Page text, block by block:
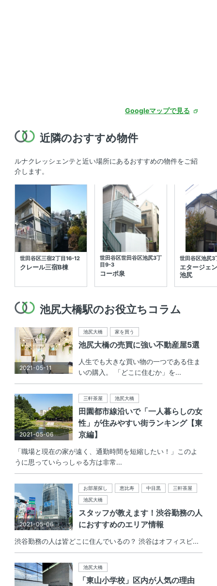
Googleマップで見る
近隣のおすすめ物件
ルナクレッシェンテと近い場所にあるおすすめの物件をご紹
介します。
世田谷区三宿2丁目16-12
クレール三宿B棟
世田谷区世田谷区池尻3丁
目9-3
コーポ泉
世田谷区池尻
エタージェ
池尻
池尻大橋駅のお役立ちコラム
2021-05-11
池尻大橋 家を買う
池尻大橋の売買に強い不動産屋5選
人生でも大きな買い物の一つである住ま
いの購入。 「どこに住むか」を...
2021-05-06
三軒茶屋 池尻大橋
田園都市線沿いで「一人暮らしの女
性」が住みやすい街ランキング【東
京編】
「職場と現在の家が遠く、通勤時間を短縮したい！」このよ
うに思っていらっしゃる方は非常...
2021-05-06
お部屋探し 恵比寿 中目黒
三軒茶屋
池尻大橋
スタッフが教えます！渋谷勤務の人
におすすめのエリア情報
渋谷勤務の人は皆どこに住んでいるの？ 渋谷はオフィスビ...
池尻大橋
「東山小学校」区内が人気の理由